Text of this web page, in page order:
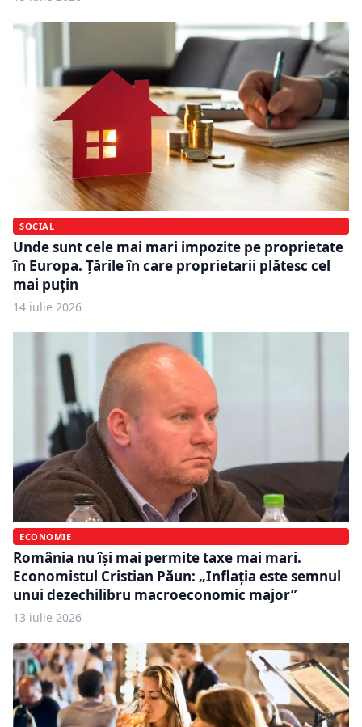
SOCIAL
Unde sunt cele mai mari impozite pe proprietate
în Europa. Țările în care proprietarii plătesc cel
mai puțin
14 iulie 2026
ECONOMIE
România nu își mai permite taxe mai mari.
Economistul Cristian Păun: „Inflația este semnul
unui dezechilibru macroeconomic major”
13 iulie 2026